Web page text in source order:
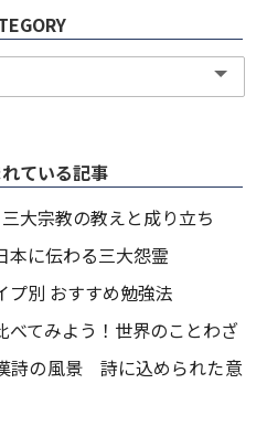
ている記事
宗教の教えと成り立ち
に伝わる三大怨霊
別 おすすめ勉強法
てみよう！世界のことわざ
の風景 詩に込められた意